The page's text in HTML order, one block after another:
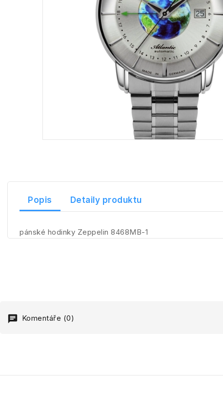
Popis Detaily produktu
pánské hodinky Zeppelin 8468MB-1
Komentáře (0)